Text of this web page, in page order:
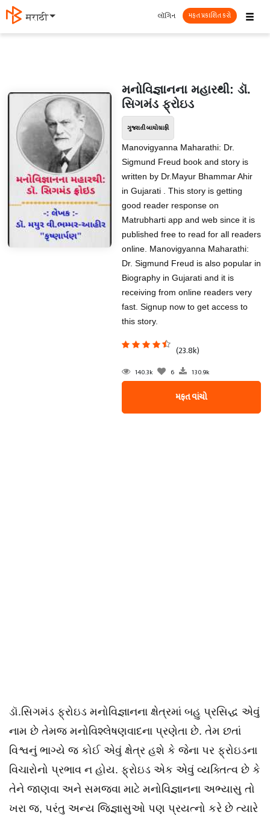
मराठी ☰
લૉગિન મફત પ્રકાશિત કરો
મનોવિજ્ઞાનના મહારથી: ડૉ.
સિગમંડ ફ્રોઇડ
ગુજરાતી બાયોગ્રાફી
Manovigyanna Maharathi: Dr.
Sigmund Freud book and story is
written by Dr.Mayur Bhammar Ahir
in Gujarati . This story is getting
good reader response on
Matrubharti app and web since it is
published free to read for all readers
online. Manovigyanna Maharathi:
Dr. Sigmund Freud is also popular in
Biography in Gujarati and it is
receiving from online readers very
fast. Signup now to get access to
this story.
(23.8k)
140.3k 6 130.9k
મફત વાંચો
ડૉ.સિગમંડ ફ્રોઇડ મનોવિજ્ઞાનના ક્ષેત્રમાં બહુ પ્રસિદ્ધ એવું
નામ છે તેમજ મનોવિશ્લેષણવાદના પ્રણેતા છે. તેમ છતાં
વિશ્વનું ભાગ્યે જ કોઈ એવું ક્ષેત્ર હશે કે જેના પર ફ્રોઇડના
વિચારોનો પ્રભાવ ન હોય. ફ્રોઇડ એક એવું વ્યક્તિત્વ છે કે
તેને જાણવા અને સમજવા માટે મનોવિજ્ઞાનના અભ્યાસુ તો
ખરા જ, પરંતુ અન્ય જિજ્ઞાસુઓ પણ પ્રયત્નો કરે છે ત્યારે